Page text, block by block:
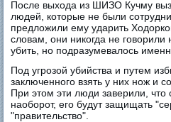
После выхода из ШИЗО Кучму
людей, которые не были
предложили ему ударить
словам, они никогда не
убить, но подразумевалось
Под угрозой убийства и путем
заключенного взять у них нож и
При этом эти люди заверили, что
наоборот, его будут защищать
"правительство".